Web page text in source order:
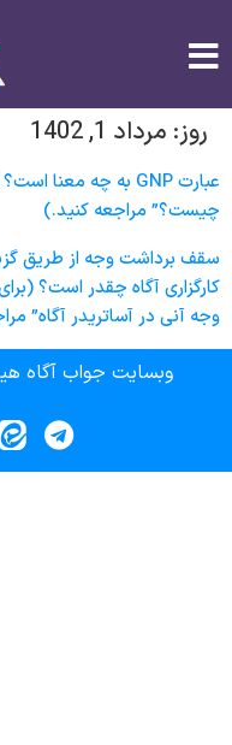
روز: مرداد 1, 1402
چیست؟” مراجعه کنید.)
سقف برداشت وجه از طریق
کارگزاری آگاه چقدر است؟
وجه آنی در آساتریدر آگاه”
وبسایت جواب آگاه هیچ